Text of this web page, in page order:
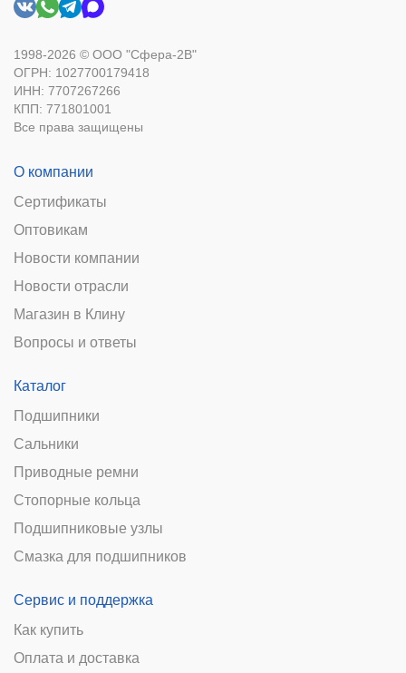
1998-2026 © ООО "Сфера-2В"
ОГРН: 1027700179418
ИНН: 7707267266
КПП: 771801001
Все права защищены
О компании
Сертификаты
Оптовикам
Новости компании
Новости отрасли
Магазин в Клину
Вопросы и ответы
Каталог
Подшипники
Сальники
Приводные ремни
Стопорные кольца
Подшипниковые узлы
Смазка для подшипников
Сервис и поддержка
Как купить
Оплата и доставка